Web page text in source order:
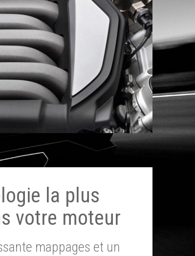
la plus
votre moteur
mappages et un